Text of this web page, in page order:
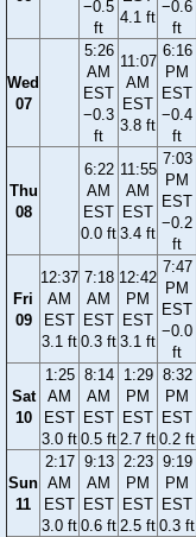
−0.5
ft
4.1 ft
−0.6
ft
Wed
07
5:26
AM
EST
−0.3
ft
11:07
AM
EST
3.8 ft
6:16
PM
EST
−0.4
ft
Thu
08
6:22
AM
EST
0.0 ft
11:55
AM
EST
3.4 ft
7:03
PM
EST
−0.2
ft
Fri
09
12:37
AM
EST
3.1 ft
7:18
AM
EST
0.3 ft
12:42
PM
EST
3.1 ft
7:47
PM
EST
−0.0
ft
Sat
10
1:25
AM
EST
3.0 ft
8:14
AM
EST
0.5 ft
1:29
PM
EST
2.7 ft
8:32
PM
EST
0.2 ft
Sun
11
2:17
AM
EST
3.0 ft
9:13
AM
EST
0.6 ft
2:23
PM
EST
2.5 ft
9:19
PM
EST
0.3 ft